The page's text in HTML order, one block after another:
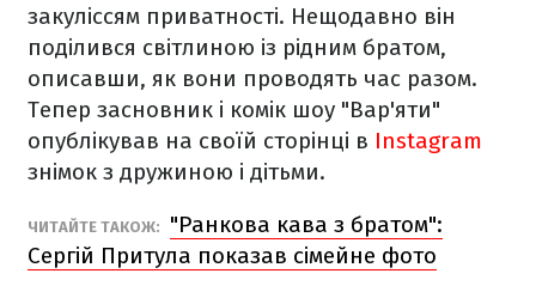
закуліссям приватності. Нещодавно він
поділився світлиною із рідним братом,
описавши, як вони проводять час разом.
Тепер засновник і комік шоу "Вар'яти"
опублікував на своїй сторінці в Instagram
знімок з дружиною і дітьми.
ЧИТАЙТЕ ТАКОЖ:
"Ранкова кава з братом":
Сергій Притула показав сімейне фото